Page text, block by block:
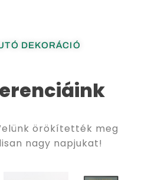
DEKORÁCIÓ
örökítették meg
nagy napjukat!